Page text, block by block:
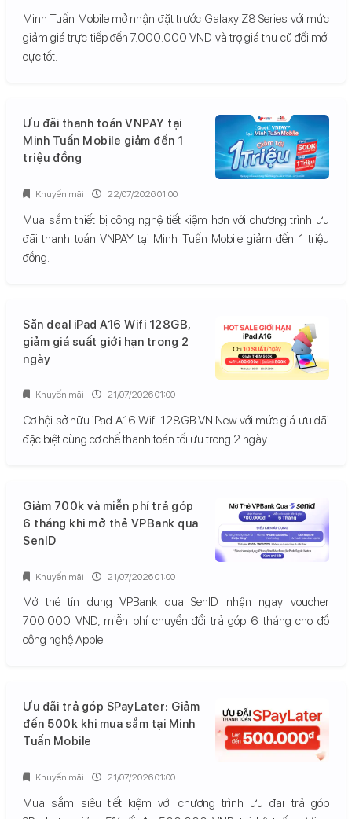
Minh Tuấn Mobile mở nhận đặt trước Galaxy Z8 Series với mức
giảm giá trực tiếp đến 7.000.000 VND và trợ giá thu cũ đổi mới
cực tốt.
Ưu đãi thanh toán VNPAY tại
Minh Tuấn Mobile giảm đến 1
triệu đồng
Mua sắm thiết bị công nghệ tiết kiệm hơn với chương trình ưu
đãi thanh toán VNPAY tại Minh Tuấn Mobile giảm đến 1 triệu
đồng.
Khuyến mãi 22/07/2026 01:00
Săn deal iPad A16 Wifi 128GB,
giảm giá suất giới hạn trong 2
ngày
Cơ hội sở hữu iPad A16 Wifi 128GB VN New với mức giá ưu đãi
đặc biệt cùng cơ chế thanh toán tối ưu trong 2 ngày.
Khuyến mãi 21/07/2026 01:00
Giảm 700k và miễn phí trả góp
6 tháng khi mở thẻ VPBank qua
SenID
Mở thẻ tín dụng VPBank qua SenID nhận ngay voucher
700.000 VND, miễn phí chuyển đổi trả góp 6 tháng cho đồ
công nghệ Apple.
Khuyến mãi 21/07/2026 01:00
Ưu đãi trả góp SPayLater: Giảm
đến 500k khi mua sắm tại Minh
Tuấn Mobile
Mua sắm siêu tiết kiệm với chương trình ưu đãi trả góp
Khuyến mãi 21/07/2026 01:00